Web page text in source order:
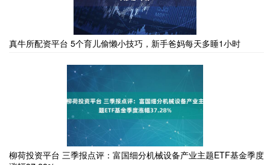
真牛所配资平台 5个育儿偷懒小技巧，新手爸妈每天多睡1小时
柳荷投资平台 三季报点评：富国细分机械设备产业主题ETF基金季度